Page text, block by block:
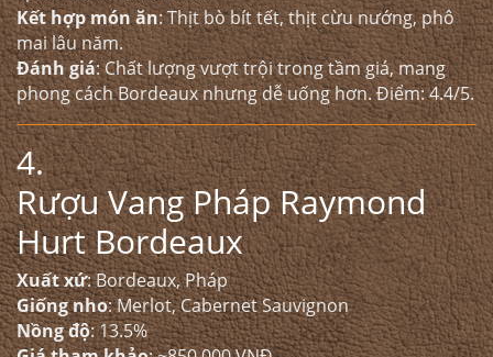
Kết hợp món ăn: Thịt bò bít tết, thịt cừu nướng, phô
mai lâu năm.
Đánh giá: Chất lượng vượt trội trong tầm giá, mang
phong cách Bordeaux nhưng dễ uống hơn. Điểm: 4.4/5.
4.
Rượu Vang Pháp Raymond
Hurt Bordeaux
Xuất xứ: Bordeaux, Pháp
Giống nho: Merlot, Cabernet Sauvignon
Nồng độ: 13.5%